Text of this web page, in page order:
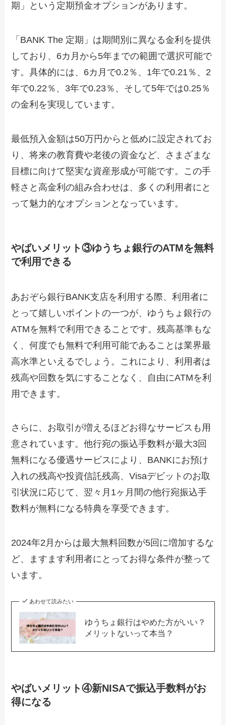
期」という定期預金オプションがあります。
「BANK The 定期」は期間別に異なる金利を提供
しており、6カ月から5年までの範囲で選択可能で
す。具体的には、6カ月で0.2％、1年で0.21％、2
年で0.22％、3年で0.23％、そして5年では0.25％
の金利を実現しています。
最低預入金額は50万円からと低めに設定されてお
り、将来の教育費や老後の資金など、さまざまな
目標に向けて堅実な資産形成が可能です。この手
軽さと高金利の組み合わせは、多くの利用者にと
って魅力的なオプションとなっています。
やばいメリット③ゆうちょ銀行のATMを無料
で利用できる
あおぞら銀行BANK支店を利用する際、利用者に
とって嬉しいポイントの一つが、ゆうちょ銀行の
ATMを無料で利用できることです。残高基準もな
く、何度でも無料で利用可能であることは業界最
高水準といえるでしょう。これにより、利用者は
残高や回数を気にすることなく、自由にATMを利
用できます。
さらに、お取引が増えるほどお得なサービスも用
意されています。他行宛の振込手数料が最大3回
無料になる優遇サービスにより、BANKにお預け
入れの残高や投資信託残高、Visaデビットのお取
引状況に応じて、翌々月1ヶ月間の他行宛振込手
数料が無料になる特典を享受できます。
2024年2月からは最大無料回数が5回に増加するな
ど、ますます利用者にとってお得な条件が整って
います。
あわせて読みたい
ゆうちょ銀行はやめた方がいい？
メリットないって本当？
やばいメリット④新NISAで振込手数料がお
得になる